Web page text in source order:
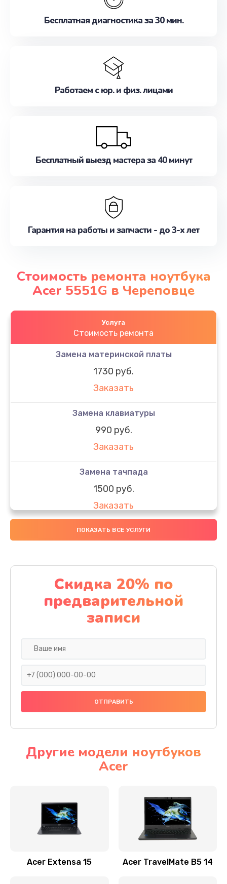
Бесплатная диагностика за 30 мин.
Работаем с юр. и физ. лицами
Бесплатный выезд мастера за 40 минут
Гарантия на работы и запчасти - до 3-х лет
Стоимость ремонта ноутбука
Acer 5551G в Череповце
Услуга
Стоимость ремонта
Замена материнской платы
1730 руб.
Заказать
Замена клавиатуры
990 руб.
Заказать
Замена тачпада
1500 руб.
Заказать
Замена южного моста
Заказать
Чистка от пыли
1060 руб.
Заказать
Ремонт подсветки
Настройка BIOS
Замена видеочипа
Заказать
ПОКАЗАТЬ ВСЕ УСЛУГИ
Скидка 20% по
предварительной
записи
Другие модели ноутбуков
Acer
Acer Extensa 15 Acer TravelMate B5 14